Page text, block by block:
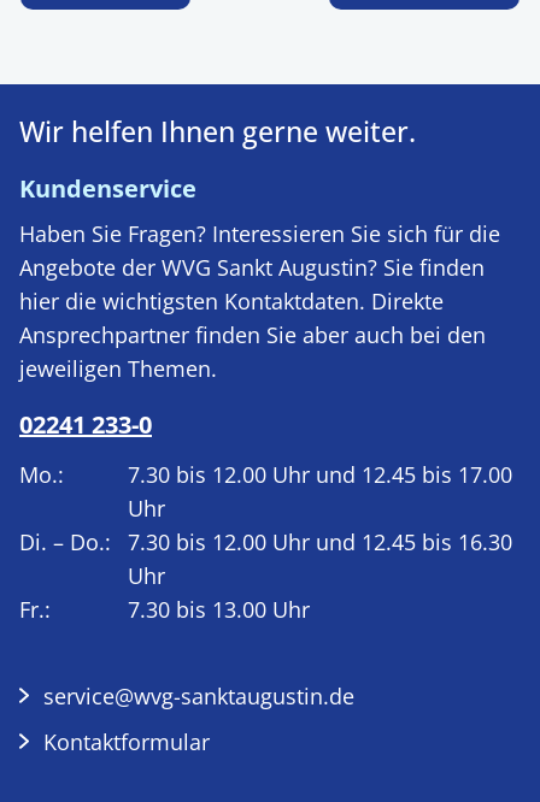
Wir helfen Ihnen gerne weiter.
Kundenservice
Haben Sie Fragen? Interessieren Sie sich für die
Angebote der WVG Sankt Augustin? Sie finden
hier die wichtigsten Kontaktdaten. Direkte
Ansprechpartner finden Sie aber auch bei den
jeweiligen Themen.
02241 233-0
Mo.:
7.30 bis 12.00 Uhr und 12.45 bis 17.00
Uhr
Di. – Do.:
7.30 bis 12.00 Uhr und 12.45 bis 16.30
Uhr
Fr.:
7.30 bis 13.00 Uhr
service@wvg-sanktaugustin.de
Kontaktformular